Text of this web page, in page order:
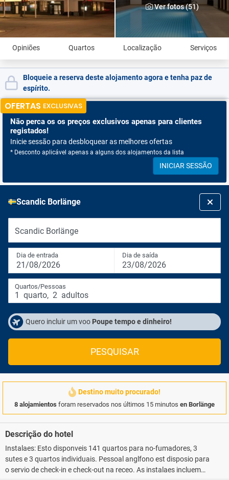
Ver fotos (51)
Opiniões Quartos Localização Serviços
Bloqueie a reserva deste alojamento agora e tenha paz de
espírito.
OFERTAS EXCLUSIVAS
Não perca os os preços exclusivos apenas para clientes
registados!
Inicie sessão para desbloquear as melhores ofertas
* Desconto aplicável apenas a alguns dos alojamentos da lista
INICIAR SESSÃO
Scandic Borlänge
Scandic Borlänge
Dia de entrada
21/08/2026
Dia de saída
23/08/2026
Quartos/Pessoas
1 quarto, 2 adultos
Quero incluir um voo Poupe tempo e dinheiro!
PESQUISAR
Destino muito procurado!
8 alojamientos foram reservados nos últimos 15 minutos en Borlänge
Descrição do hotel
Instalaes: Esto disponveis 141 quartos para no-fumadores, 3
sutes e 3 quartos individuais. Pessoal anglfono est disposio para
o servio de check-in e check-out na receo. As instalaes incluem